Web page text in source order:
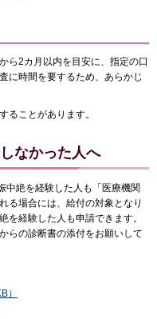
ら2カ月以内を目安に、指定の口
に時間を要するため、あらかじ
ることがあります。
なかった人へ
中絶を経験した人も「医療機関
る場合には、給付の対象となり
を経験した人も申請できます。
らの診断書の添付をお願いして
）